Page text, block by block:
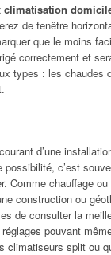
climatisation
de fenêtre
que le moins
correctement et
types : les chaudes
d’une
c’est
Comme chauffage
construction ou
de consulter la
pouvant
climatiseurs split ou